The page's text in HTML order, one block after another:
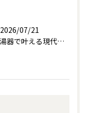
2026/07/21
給湯器で叶える現代生活の快適性と埼玉県でお得に交換する補助金活用術